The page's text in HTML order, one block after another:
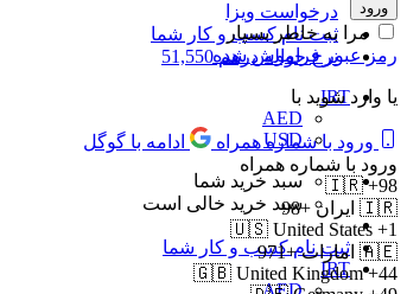
درخواست ویزا
ثبت نام کسب و کار شما
نرخ حواله درهم 51,550
IRT
AED
USD
سبد خرید شما
سبد خرید خالی است
ثبت نام کسب و کار شما
IRT
AED
مرا به خاطر بسپار
رمز عبور فراموش شده
یا وارد شوید با
ورود با شماره همراه
ادامه با گوگل
ورود با شماره همراه
🇮🇷 +98
🇮🇷 ایران +98
🇺🇸 United States +1
🇦🇪 امارات +971
🇬🇧 United Kingdom +44